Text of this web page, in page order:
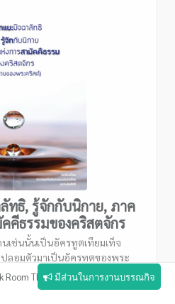
มีส่วนในการงานบรรณกิจ
ทธิ, รู้จักกับนิกาย, ภาค
คีธรรมของคริสตจักร
นเช่นนั้นเป็นอัครทูตเทียมเท็จ
ลอมตัวมาเป็นอัครทูตของพระ
แปลกประหลาดเลย ถึงซาตาน
ความสว่างได้. เหตุฉะนั้นจึงไม่ได้
Room Thailand ห้องสมุดกิตติคุณแห่ง